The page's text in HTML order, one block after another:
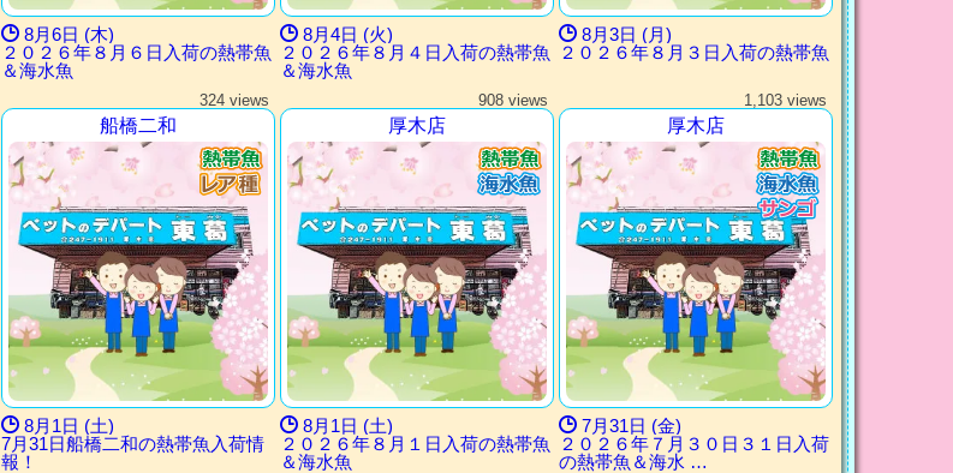
8月6日 (木)
２０２６年８月６日入荷の熱帯魚
＆海水魚
8月4日 (火)
２０２６年８月４日入荷の熱帯魚
＆海水魚
8月3日 (月)
２０２６年８月３日入荷の熱帯魚
324 views
船橋二和
8月1日 (土)
7月31日船橋二和の熱帯魚入荷情
報！
908 views
厚木店
8月1日 (土)
２０２６年８月１日入荷の熱帯魚
＆海水魚
1,103 views
厚木店
7月31日 (金)
２０２６年７月３０日３１日入荷
の熱帯魚＆海水 …